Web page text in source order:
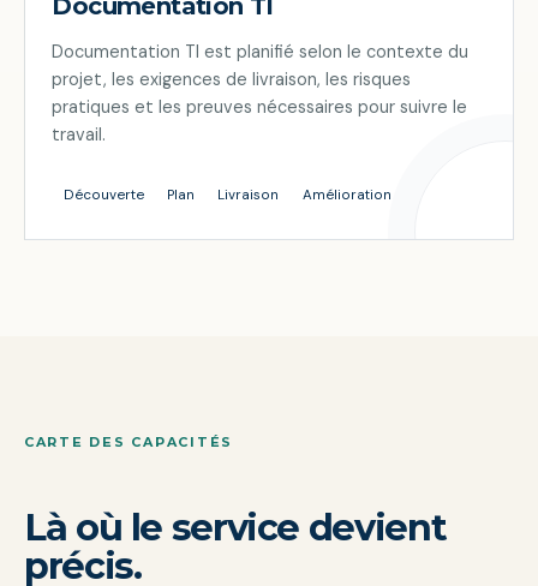
Documentation TI est planifié selon le contexte du
projet, les exigences de livraison, les risques
pratiques et les preuves nécessaires pour suivre le
travail.
Découverte Plan Livraison Amélioration
CARTE DES CAPACITÉS
Là où le service devient
précis.